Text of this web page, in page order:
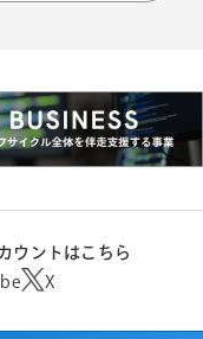
ウントはこちら
X